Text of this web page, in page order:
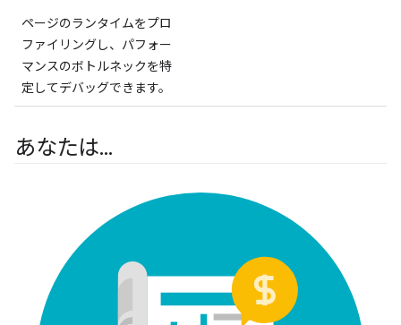
ページのランタイムをプロ
ファイリングし、パフォー
マンスのボトルネックを特
定してデバッグできます。
あなたは...